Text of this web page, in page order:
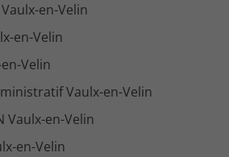
en-Velin
en-Velin
Velin
Vaulx-en-Velin
Vaulx-en-Velin
en-Velin